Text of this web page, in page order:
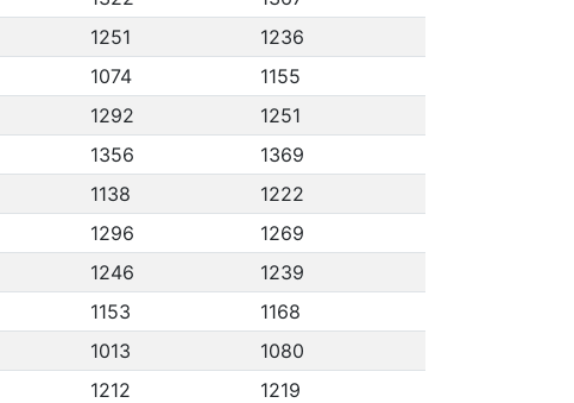
1251
1236
1074
1155
1292
1251
1356
1369
1138
1222
1296
1269
1246
1239
1153
1168
1013
1080
1212
1219